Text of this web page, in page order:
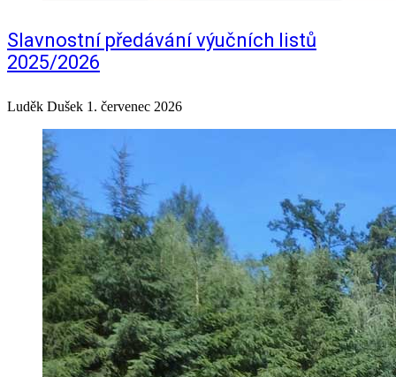
Slavnostní předávání výučních listů
2025/2026
Luděk Dušek 1. červenec 2026